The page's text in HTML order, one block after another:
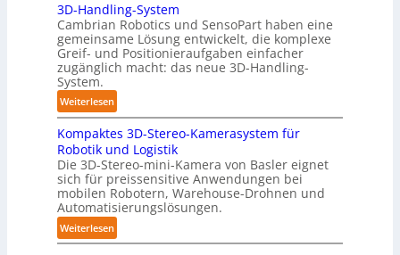
T
r
e
f
f
p
u
n
k
t
f
ü
r
p
u
t
o
m
t
i
s
i
e
r
u
n
g
s
3D-Handling-System
Cambrian Robotics und SensoPart haben eine
gemeinsame Lösung entwickelt, die komplexe
Greif- und Positionieraufgaben einfacher
zugänglich macht: das neue 3D-Handling-
System.
Weiterlesen:
3
D
-
H
a
n
d
l
Kompaktes 3D-Stereo-Kamerasystem für
Robotik und Logistik
Die 3D-Stereo-mini-Kamera von Basler eignet
sich für preissensitive Anwendungen bei
mobilen Robotern, Warehouse-Drohnen und
Automatisierungslösungen.
Weiterlesen:
K